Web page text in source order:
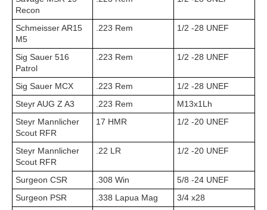
Recon
Schmeisser AR15
M5
.223 Rem 1/2 -28 UNEF
Sig Sauer 516
Patrol
.223 Rem 1/2 -28 UNEF
Sig Sauer MCX .223 Rem
1/2 -28 UNEF
Steyr AUG Z A3
.223 Rem
M13x1Lh
Steyr Mannlicher
Scout RFR
17 HMR 1/2 -20 UNEF
Steyr Mannlicher
Scout RFR
.22 LR 1/2 -20 UNEF
Surgeon CSR .308 Win
5/8 -24 UNEF
Surgeon PSR
.338 Lapua Mag
3/4 x28